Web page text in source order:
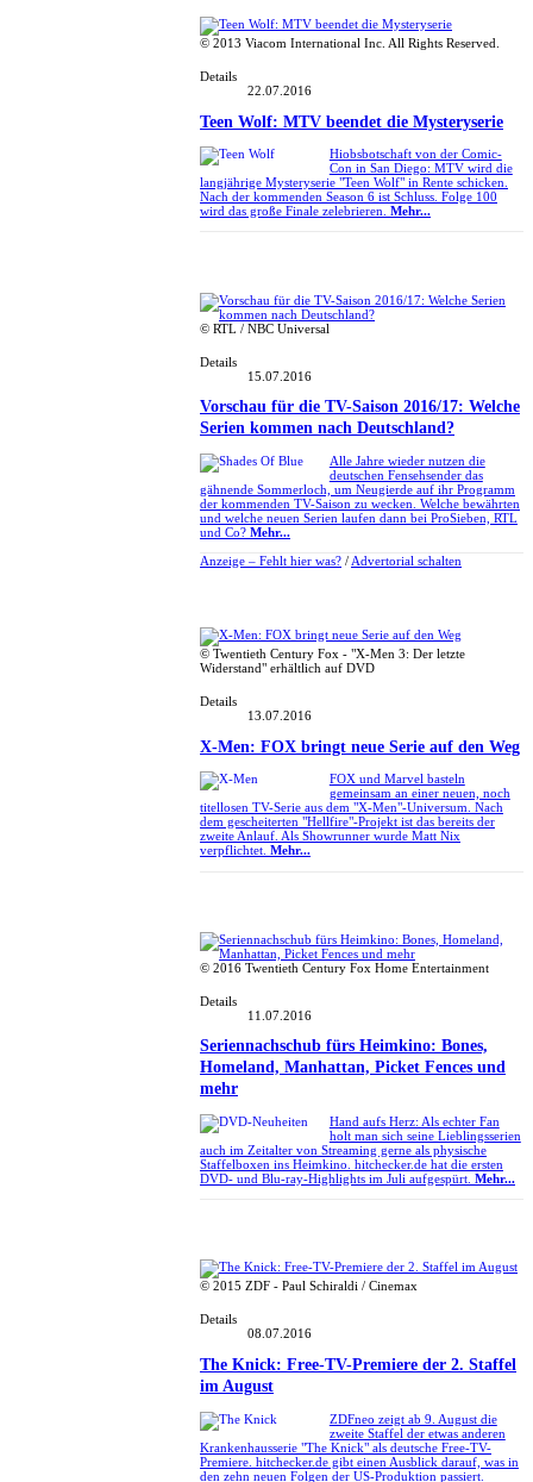
© 2013 Viacom International Inc. All Rights Reserved.
Details
22.07.2016
Teen Wolf: MTV beendet die Mysteryserie
Hiobsbotschaft von der Comic-
Con in San Diego: MTV wird die
langjährige Mysteryserie "Teen Wolf" in Rente schicken.
Nach der kommenden Season 6 ist Schluss. Folge 100
wird das große Finale zelebrieren. Mehr...
© RTL / NBC Universal
Details
15.07.2016
Vorschau für die TV-Saison 2016/17: Welche
Serien kommen nach Deutschland?
Alle Jahre wieder nutzen die
deutschen Fensehsender das
gähnende Sommerloch, um Neugierde auf ihr Programm
der kommenden TV-Saison zu wecken. Welche bewährten
und welche neuen Serien laufen dann bei ProSieben, RTL
und Co? Mehr...
Anzeige – Fehlt hier was? / Advertorial schalten
© Twentieth Century Fox - "X-Men 3: Der letzte
Widerstand" erhältlich auf DVD
Details
13.07.2016
X-Men: FOX bringt neue Serie auf den Weg
FOX und Marvel basteln
gemeinsam an einer neuen, noch
titellosen TV-Serie aus dem "X-Men"-Universum. Nach
dem gescheiterten "Hellfire"-Projekt ist das bereits der
zweite Anlauf. Als Showrunner wurde Matt Nix
verpflichtet. Mehr...
© 2016 Twentieth Century Fox Home Entertainment
Details
11.07.2016
Seriennachschub fürs Heimkino: Bones,
Homeland, Manhattan, Picket Fences und
mehr
Hand aufs Herz: Als echter Fan
holt man sich seine Lieblingsserien
auch im Zeitalter von Streaming gerne als physische
Staffelboxen ins Heimkino. hitchecker.de hat die ersten
DVD- und Blu-ray-Highlights im Juli aufgespürt. Mehr...
© 2015 ZDF - Paul Schiraldi / Cinemax
Details
08.07.2016
The Knick: Free-TV-Premiere der 2. Staffel
im August
ZDFneo zeigt ab 9. August die
zweite Staffel der etwas anderen
Krankenhausserie "The Knick" als deutsche Free-TV-
Premiere. hitchecker.de gibt einen Ausblick darauf, was in
den zehn neuen Folgen der US-Produktion passiert.